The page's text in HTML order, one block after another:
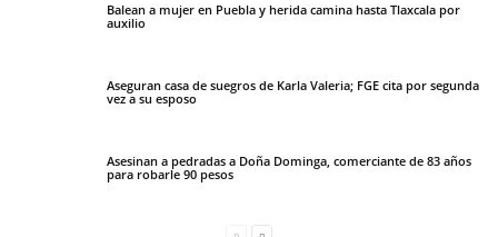
Balean a mujer en Puebla y herida camina hasta Tlaxcala por
auxilio
Aseguran casa de suegros de Karla Valeria; FGE cita por segunda
vez a su esposo
Asesinan a pedradas a Doña Dominga, comerciante de 83 años
para robarle 90 pesos